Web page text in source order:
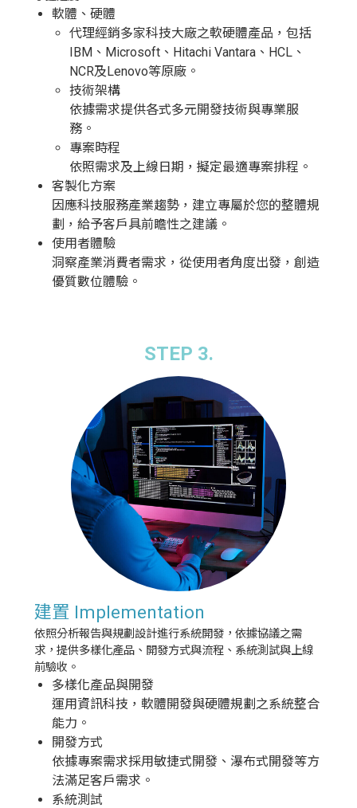
軟體、硬體
代理經銷多家科技大廠之軟硬體產品，包括
IBM、Microsoft、Hitachi Vantara、HCL、
NCR及Lenovo等原廠。
技術架構
依據需求提供各式多元開發技術與專業服
務。
專案時程
依照需求及上線日期，擬定最適專案排程。
客製化方案
因應科技服務產業趨勢，建立專屬於您的整體規
劃，給予客戶具前瞻性之建議。
使用者體驗
洞察產業消費者需求，從使用者角度出發，創造
優質數位體驗。
STEP 3.
建置 Implementation
依照分析報告與規劃設計進行系統開發，依據協議之需
求，提供多樣化產品、開發方式與流程、系統測試與上線
前驗收。
多樣化產品與開發
運用資訊科技，軟體開發與硬體規劃之系統整合
能力。
開發方式
依據專案需求採用敏捷式開發、瀑布式開發等方
法滿足客戶需求。
系統測試